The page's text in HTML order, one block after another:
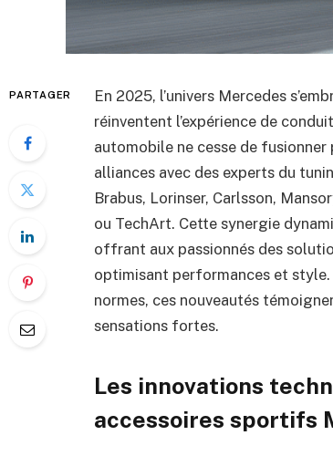
PARTAGER
En 2025, l’univers Mercedes
réinventent l’expérience de
automobile ne cesse de
alliances avec des experts du
Brabus, Lorinser, Carlsson,
ou TechArt. Cette synergie
offrant aux passionnés des
optimisant performances et
normes, ces nouveautés
sensations fortes.
Les innovations
accessoires sportifs